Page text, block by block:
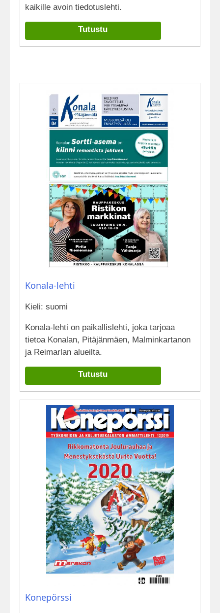
kaikille avoin tiedotuslehti.
Tutustu
Konala-lehti
Kieli: suomi
Konala-lehti on paikallislehti, joka tarjoaa
tietoa Konalan, Pitäjänmäen, Malminkartanon
ja Reimarlan alueilta.
Tutustu
Konepörssi